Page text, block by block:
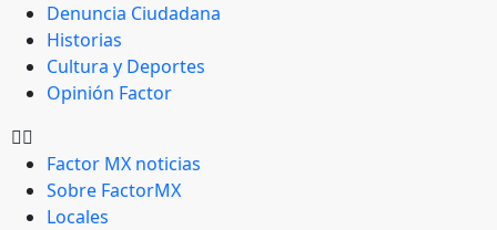
Denuncia Ciudadana
Historias
Cultura y Deportes
Opinión Factor
Factor MX noticias
Sobre FactorMX
Locales